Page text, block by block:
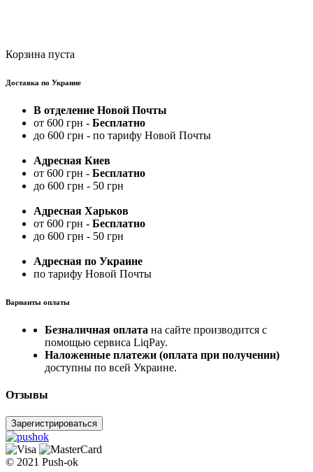
Корзина пуста
Доставка по Украине
В отделение Новой Почты
от 600 грн - Бесплатно
до 600 грн - по тарифу Новой Почты
Адресная Киев
от 600 грн - Бесплатно
до 600 грн - 50 грн
Адресная Харьков
от 600 грн - Бесплатно
до 600 грн - 50 грн
Адресная по Украине
по тарифу Новой Почты
Варианты оплаты
Безналичная оплата на сайте производится с
помощью сервиса LiqPay.
Наложенные платежи (оплата при получении)
доступны по всей Украине.
Отзывы
Зарегистрироваться
© 2021 Push-ok